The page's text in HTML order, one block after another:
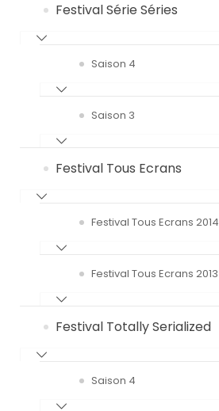
Festival Série Séries
Saison 4
Saison 3
Festival Tous Ecrans
Festival Tous Ecrans 2014
Festival Tous Ecrans 2013
Festival Totally Serialized
Saison 4